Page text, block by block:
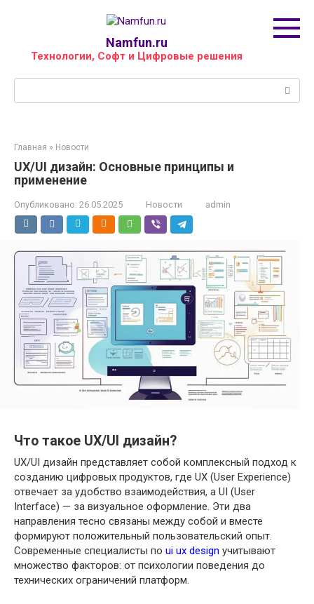
Namfun.ru
Технологии, Софт и Цифровые решения
Главная » Новости
UX/UI дизайн: Основные принципы и
применение
Опубликовано: 26.05.2025 Новости admin
Что такое UX/UI дизайн?
UX/UI дизайн представляет собой комплексный подход к
созданию цифровых продуктов, где UX (User Experience)
отвечает за удобство взаимодействия, а UI (User
Interface) — за визуальное оформление. Эти два
направления тесно связаны между собой и вместе
формируют положительный пользовательский опыт.
Современные специалисты по ui ux design учитывают
множество факторов: от психологии поведения до
технических ограничений платформ.